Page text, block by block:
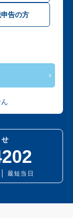
告の方
最短当日